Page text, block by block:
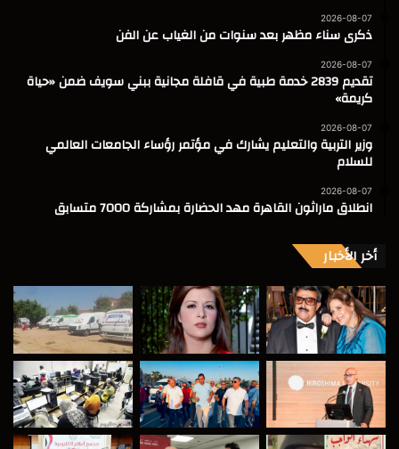
2026-08-07
ذكرى سناء مظهر بعد سنوات من الغياب عن الفن
2026-08-07
تقديم 2839 خدمة طبية في قافلة مجانية ببني سويف ضمن «حياة
كريمة»
2026-08-07
وزير التربية والتعليم يشارك في مؤتمر رؤساء الجامعات العالمي
للسلام
2026-08-07
انطلاق ماراثون القاهرة مهد الحضارة بمشاركة 7000 متسابق
أخر الأخبار